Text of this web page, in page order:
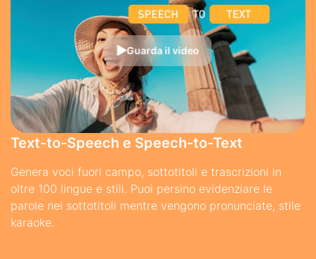
Guarda il video
Text-to-Speech e Speech-to-Text
Genera voci fuori campo, sottotitoli e trascrizioni in
oltre 100 lingue e stili. Puoi persino evidenziare le
parole nei sottotitoli mentre vengono pronunciate, stile
karaoke.